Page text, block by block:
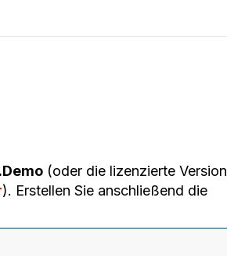
(oder die lizenzierte Version
). Erstellen Sie anschließend die